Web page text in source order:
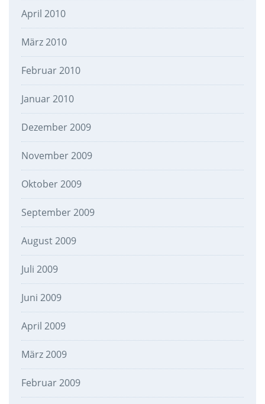
April 2010
März 2010
Februar 2010
Januar 2010
Dezember 2009
November 2009
Oktober 2009
September 2009
August 2009
Juli 2009
Juni 2009
April 2009
März 2009
Februar 2009